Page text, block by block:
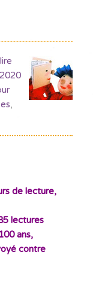
,
de lecture,
lectures
ans,
contre